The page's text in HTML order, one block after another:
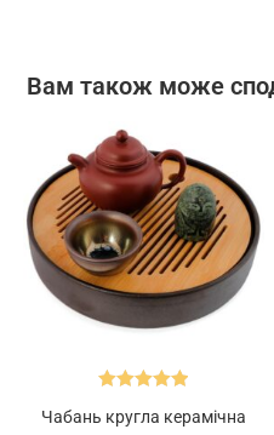
Вам також може
5.00
Чабань кругла керамічна